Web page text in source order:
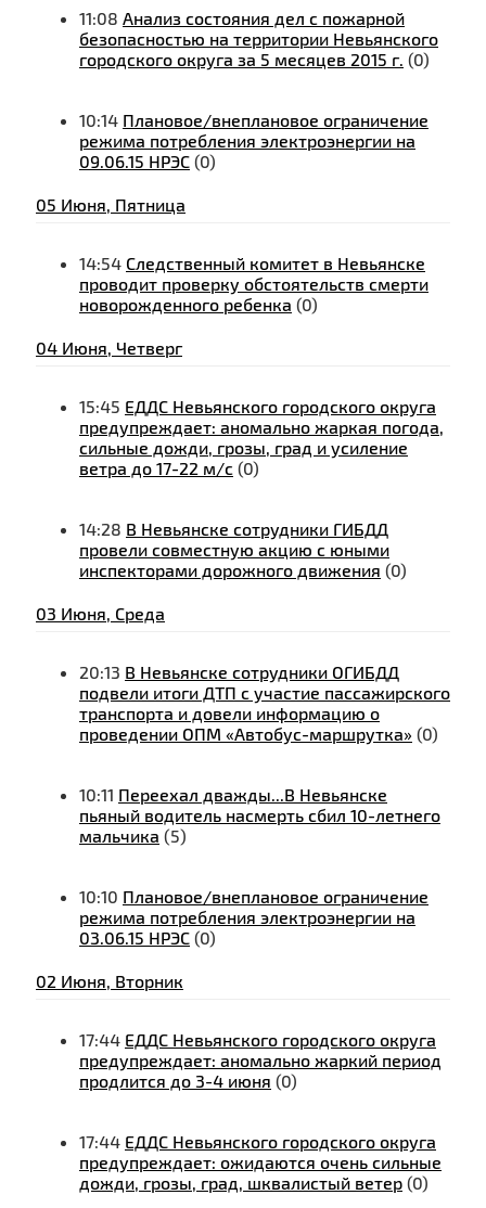
11:08 Анализ состояния дел с пожарной
безопасностью на территории Невьянского
городского округа за 5 месяцев 2015 г. (0)
10:14 Плановое/внеплановое ограничение
режима потребления электроэнергии на
09.06.15 НРЭС (0)
05 Июня, Пятница
14:54 Следственный комитет в Невьянске
проводит проверку обстоятельств смерти
новорожденного ребенка (0)
04 Июня, Четверг
15:45 ЕДДС Невьянского городского округа
предупреждает: аномально жаркая погода,
сильные дожди, грозы, град и усиление
ветра до 17-22 м/с (0)
14:28 В Невьянске сотрудники ГИБДД
провели совместную акцию с юными
инспекторами дорожного движения (0)
03 Июня, Среда
20:13 В Невьянске сотрудники ОГИБДД
подвели итоги ДТП с участие пассажирского
транспорта и довели информацию о
проведении ОПМ «Автобус-маршрутка» (0)
10:11 Переехал дважды...В Невьянске
пьяный водитель насмерть сбил 10-летнего
мальчика (5)
10:10 Плановое/внеплановое ограничение
режима потребления электроэнергии на
03.06.15 НРЭС (0)
02 Июня, Вторник
17:44 ЕДДС Невьянского городского округа
предупреждает: аномально жаркий период
продлится до 3-4 июня (0)
17:44 ЕДДС Невьянского городского округа
предупреждает: ожидаются очень сильные
дожди, грозы, град, шквалистый ветер (0)